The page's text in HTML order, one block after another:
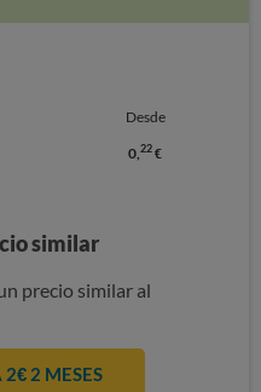
Desde
0,22 €
similar
precio similar al
2 MESES